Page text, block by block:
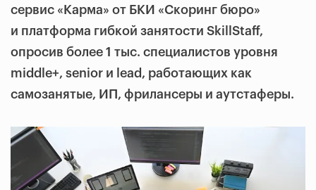
сервис «Карма» от БКИ «Скоринг бюро»
и платформа гибкой занятости SkillStaff,
опросив более 1 тыс. специалистов уровня
middle+, senior и lead, работающих как
самозанятые, ИП, фрилансеры и аутстаферы.